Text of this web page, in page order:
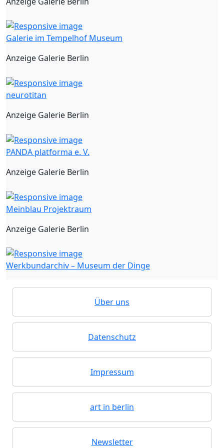
Galerie im Tempelhof Museum
Anzeige Galerie Berlin
neurotitan
Anzeige Galerie Berlin
PANDA platforma e. V.
Anzeige Galerie Berlin
Meinblau Projektraum
Anzeige Galerie Berlin
Werkbundarchiv – Museum der Dinge
Über uns
Datenschutz
Impressum
art in berlin
Newsletter